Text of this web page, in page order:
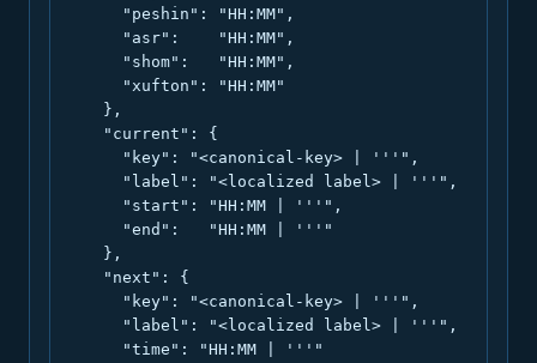
      "peshin": "HH:MM",
      "asr":    "HH:MM",
      "shom":   "HH:MM",
      "xufton": "HH:MM"
    },
    "current": {
      "key": "<canonical-key> | '''",
      "label": "<localized label> | '''",
      "start": "HH:MM | '''",
      "end":   "HH:MM | '''"
    },
    "next": {
      "key": "<canonical-key> | '''",
      "label": "<localized label> | '''",
      "time": "HH:MM | '''"